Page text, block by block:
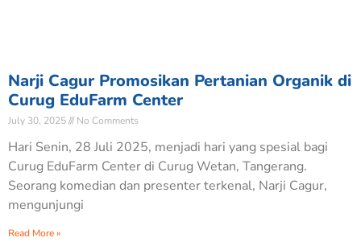
Narji Cagur Promosikan Pertanian Organik di
Curug EduFarm Center
July 30, 2025 No Comments
Hari Senin, 28 Juli 2025, menjadi hari yang spesial bagi
Curug EduFarm Center di Curug Wetan, Tangerang.
Seorang komedian dan presenter terkenal, Narji Cagur,
mengunjungi
Read More »